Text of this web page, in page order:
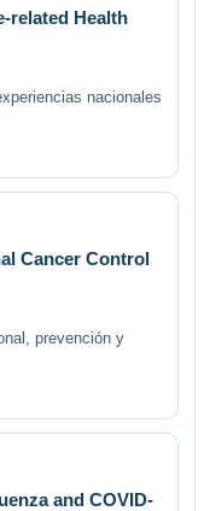
related Health
nacionales
Cancer Control
prevención y
and COVID-